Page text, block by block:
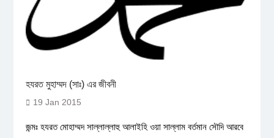
হযরত মুহাম্মদ (সাঃ) এর জীবনী
19 Jan 2015
জন্মঃ হযরত মোহাম্মদ সাল্লাল্লাহু আলাইহি ওয়া সাল্লাম বর্তমান সৌদি আরবে